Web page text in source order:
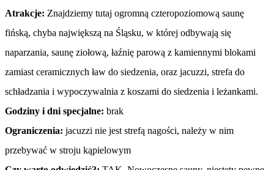
Atrakcje: Znajdziemy tutaj ogromną czteropoziomową saunę
fińską, chyba największą na Śląsku, w której odbywają się
naparzania, saunę ziołową, łaźnię parową z kamiennymi blokami
zamiast ceramicznych ław do siedzenia, oraz jacuzzi, strefa do
schładzania i wypoczywalnia z koszami do siedzenia i leżankami.
Godziny i dni specjalne: brak
Ograniczenia: jacuzzi nie jest strefą nagości, należy w nim
przebywać w stroju kąpielowym